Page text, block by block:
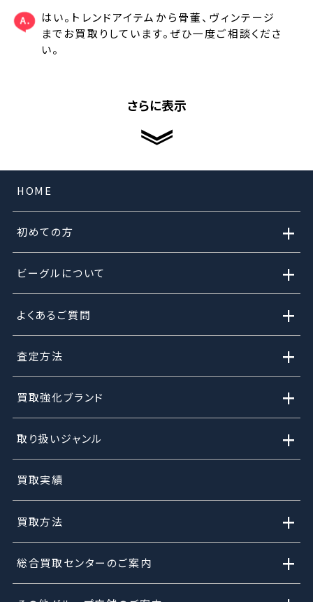
はい。トレンドアイテムから骨董、ヴィンテージ
までお買取りしています。ぜひ一度ご相談くださ
い。
さらに表示
HOME
初めての方 +
ビーグルについて +
よくあるご質問 +
査定方法 +
買取強化ブランド +
取り扱いジャンル +
買取実績
買取方法 +
総合買取センターのご案内 +